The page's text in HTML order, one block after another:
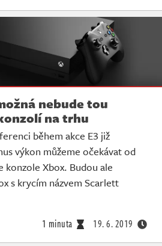
nebude tou
na trhu
během akce E3 již
výkon můžeme očekávat od
konzole Xbox. Budou ale
s krycím názvem Scarlett
1 minuta 19. 6. 2019